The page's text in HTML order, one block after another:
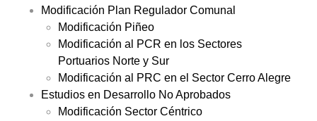
Modificación Plan Regulador Comunal
Modificación Piñeo
Modificación al PCR en los Sectores
Portuarios Norte y Sur
Modificación al PRC en el Sector Cerro Alegre
Estudios en Desarrollo No Aprobados
Modificación Sector Céntrico